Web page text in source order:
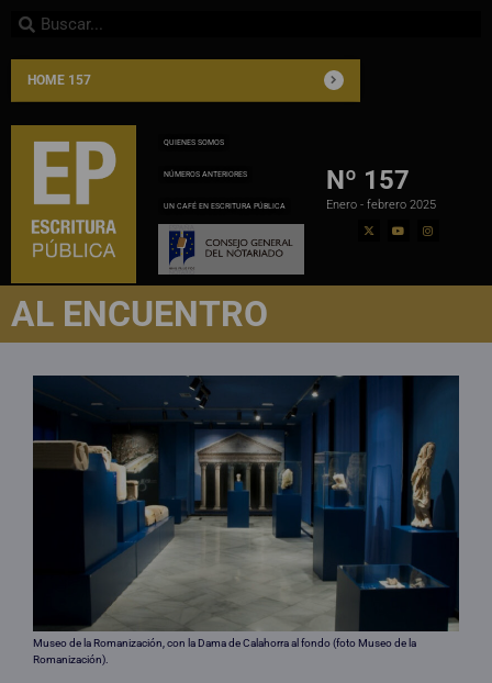
HOME 157
QUIENES SOMOS
NÚMEROS ANTERIORES
UN CAFÉ EN ESCRITURA PÚBLICA
Nº 157
Enero - febrero 2025
AL ENCUENTRO
Museo de la Romanización, con la Dama de Calahorra al fondo (foto Museo de la
Romanización).